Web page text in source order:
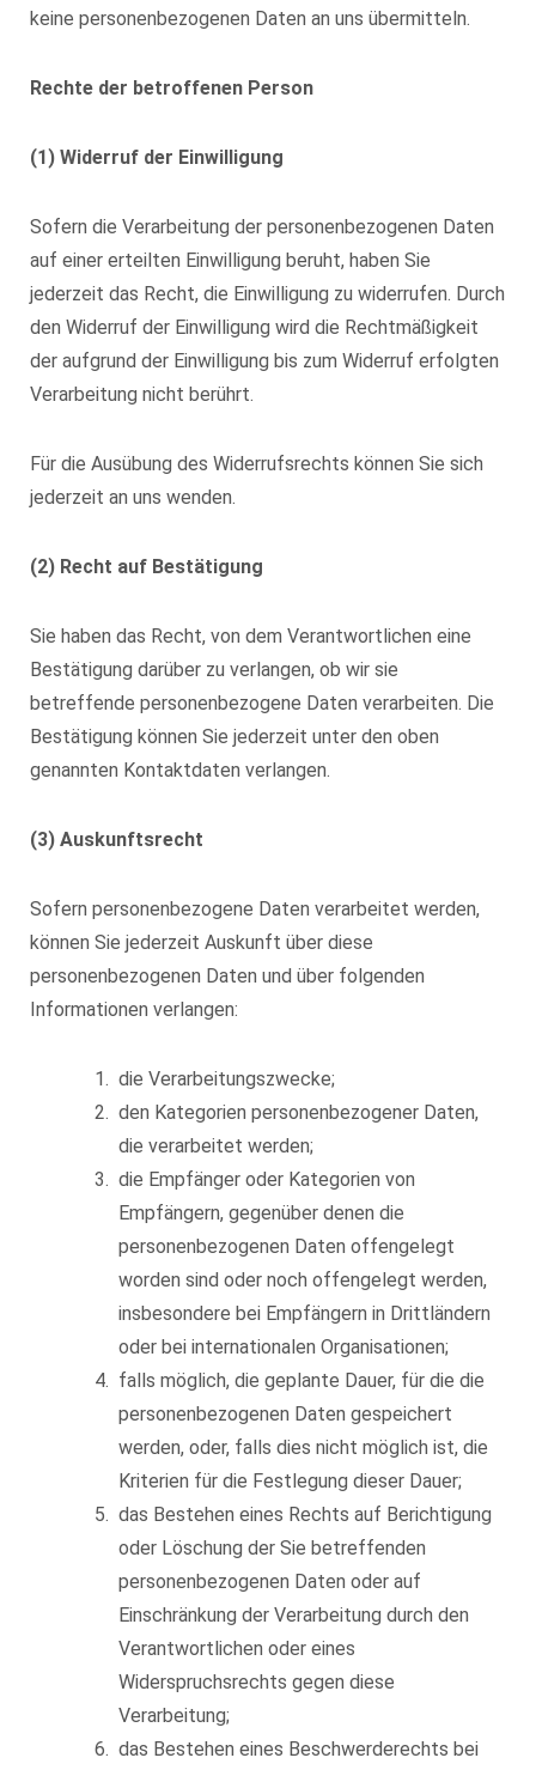
keine personenbezogenen Daten an uns übermitteln.
Rechte der betroffenen Person
(1) Widerruf der Einwilligung
Sofern die Verarbeitung der personenbezogenen Daten
auf einer erteilten Einwilligung beruht, haben Sie
jederzeit das Recht, die Einwilligung zu widerrufen. Durch
den Widerruf der Einwilligung wird die Rechtmäßigkeit
der aufgrund der Einwilligung bis zum Widerruf erfolgten
Verarbeitung nicht berührt.
Für die Ausübung des Widerrufsrechts können Sie sich
jederzeit an uns wenden.
(2) Recht auf Bestätigung
Sie haben das Recht, von dem Verantwortlichen eine
Bestätigung darüber zu verlangen, ob wir sie
betreffende personenbezogene Daten verarbeiten. Die
Bestätigung können Sie jederzeit unter den oben
genannten Kontaktdaten verlangen.
(3) Auskunftsrecht
Sofern personenbezogene Daten verarbeitet werden,
können Sie jederzeit Auskunft über diese
personenbezogenen Daten und über folgenden
Informationen verlangen:
die Verarbeitungszwecke;
den Kategorien personenbezogener Daten,
die verarbeitet werden;
die Empfänger oder Kategorien von
Empfängern, gegenüber denen die
personenbezogenen Daten offengelegt
worden sind oder noch offengelegt werden,
insbesondere bei Empfängern in Drittländern
oder bei internationalen Organisationen;
falls möglich, die geplante Dauer, für die die
personenbezogenen Daten gespeichert
werden, oder, falls dies nicht möglich ist, die
Kriterien für die Festlegung dieser Dauer;
das Bestehen eines Rechts auf Berichtigung
oder Löschung der Sie betreffenden
personenbezogenen Daten oder auf
Einschränkung der Verarbeitung durch den
Verantwortlichen oder eines
Widerspruchsrechts gegen diese
Verarbeitung;
das Bestehen eines Beschwerderechts bei